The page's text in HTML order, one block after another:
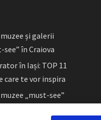
și galerii
see” în Craiova
în Iași: TOP 11
care te vor inspira
„must-see”